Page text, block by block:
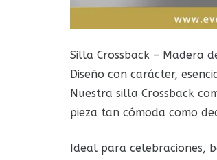
Silla Crossback – Madera
Diseño con carácter,
Nuestra silla Crossback
pieza tan cómoda como
Ideal para celebraciones,